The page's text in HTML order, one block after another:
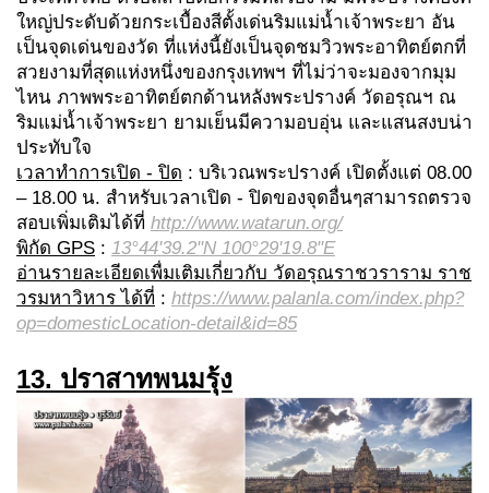
ใหญ่ประดับด้วยกระเบื้องสีตั้งเด่นริมแม่น้ำเจ้าพระยา อัน
เป็นจุดเด่นของวัด ที่แห่งนี้ยังเป็นจุดชมวิวพระอาทิตย์ตกที่
สวยงามที่สุดแห่งหนึ่งของกรุงเทพฯ ที่ไม่ว่าจะมองจากมุม
ไหน ภาพพระอาทิตย์ตกด้านหลังพระปรางค์ วัดอรุณฯ ณ
ริมแม่น้ำเจ้าพระยา ยามเย็นมีความอบอุ่น และแสนสงบน่า
ประทับใจ
เวลาทำการเปิด - ปิด : บริเวณพระปรางค์ เปิดตั้งแต่ 08.00
– 18.00 น. สำหรับเวลาเปิด - ปิดของจุดอื่นๆสามารถตรวจ
สอบเพิ่มเติมได้ที่ http://www.watarun.org/
พิกัด GPS : 13°44'39.2"N 100°29'19.8"E
อ่านรายละเอียดเพื่มเติมเกี่ยวกับ วัดอรุณราชวราราม ราช
วรมหาวิหาร ได้ที่ : https://www.palanla.com/index.php?
op=domesticLocation-detail&id=85
13. ปราสาทพนมรุ้ง